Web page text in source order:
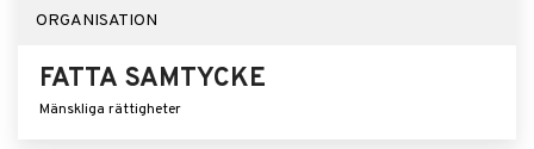
ORGANISATION
FATTA SAMTYCKE
Mänskliga rättigheter